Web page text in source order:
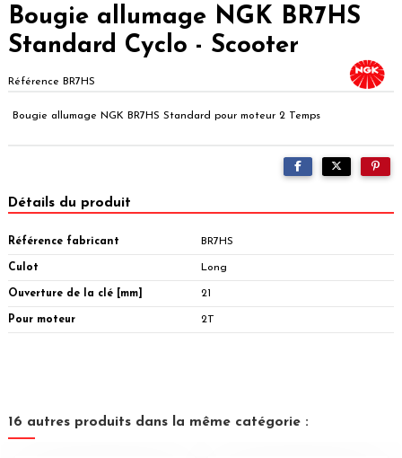
Bougie allumage NGK BR7HS
Standard Cyclo - Scooter
Référence BR7HS
Bougie allumage NGK BR7HS Standard pour moteur 2 Temps
Détails du produit
Référence fabricant BR7HS
Culot Long
Ouverture de la clé [mm] 21
Pour moteur 2T
16 autres produits dans la même catégorie :